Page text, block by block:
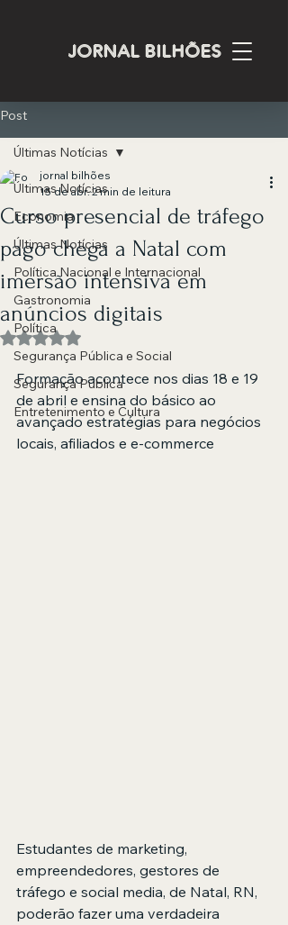
JORNAL BILHÕES
Post
Últimas Notícias
Economia
Últimas Notícias
Política Nacional e Internacional
Gastronomia
Política
Segurança Pública e Social
Segurança Pública
Entretenimento e Cultura
Últimas Notícias
Curso presencial de tráfego
pago chega a Natal com
imersão intensiva em
anúncios digitais
jornal bilhões
15 de abr.2 min de leitura
Avaliado com NaN de 5 estrelas.
Formação acontece nos dias 18 e 19
de abril e ensina do básico ao
avançado estratégias para negócios
locais, afiliados e e-commerce
Estudantes de marketing,
empreendedores, gestores de
tráfego e social media, de Natal, RN,
poderão fazer uma verdadeira